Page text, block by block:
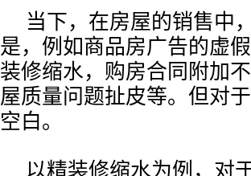
当下，在房屋的销售中
是，例如商品房广告的虚
装修缩水，购房合同附加
屋质量问题扯皮等。但对
空白。
以精装修缩水为例，对